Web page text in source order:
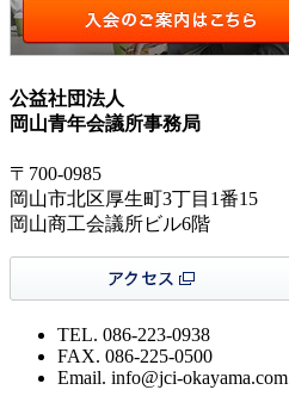
公益社団法人
岡山青年会議所事務局
〒700-0985
岡山市北区厚生町3丁目1番15
岡山商工会議所ビル6階
TEL. 086-223-0938
FAX. 086-225-0500
Email. info@jci-okayama.com